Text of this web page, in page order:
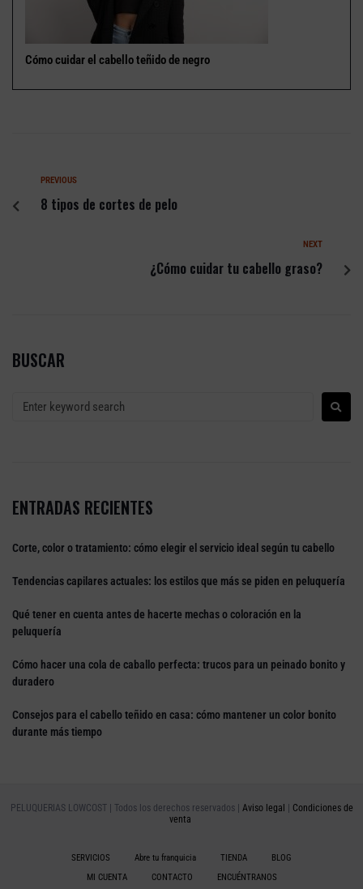
Cómo cuidar el cabello teñido de negro
PREVIOUS
8 tipos de cortes de pelo
NEXT
¿Cómo cuidar tu cabello graso?
BUSCAR
ENTRADAS RECIENTES
Corte, color o tratamiento: cómo elegir el servicio ideal según tu cabello
Tendencias capilares actuales: los estilos que más se piden en peluquería
Qué tener en cuenta antes de hacerte mechas o coloración en la
peluquería
Cómo hacer una cola de caballo perfecta: trucos para un peinado bonito y
duradero
Consejos para el cabello teñido en casa: cómo mantener un color bonito
durante más tiempo
PELUQUERIAS LOWCOST | Todos los derechos reservados | Aviso legal | Condiciones de
venta
SERVICIOS Abre tu franquicia TIENDA
BLOG
MI CUENTA
CONTACTO ENCUÉNTRANOS